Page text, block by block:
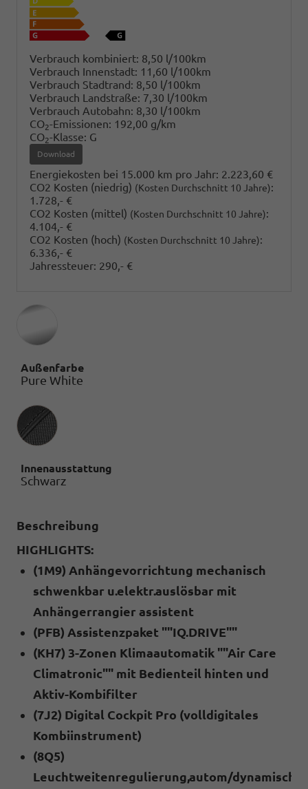
Verbrauch kombiniert: 8,50 l/100km
Verbrauch Innenstadt: 11,60 l/100km
Verbrauch Stadtrand: 8,50 l/100km
Verbrauch Landstraße: 7,30 l/100km
Verbrauch Autobahn: 8,30 l/100km
CO2-Emissionen: 192,00 g/km
CO2-Klasse: G
Download
Energiekosten bei 15.000 km pro Jahr: 2.223,60 €
CO2 Kosten (niedrig) (Kosten Durchschnitt 10 Jahre):
1.728,- €
CO2 Kosten (mittel) (Kosten Durchschnitt 10 Jahre):
4.104,- €
CO2 Kosten (hoch) (Kosten Durchschnitt 10 Jahre):
6.336,- €
Jahressteuer: 290,- €
Außenfarbe
Pure White
Innenausstattung
Innenausstattung
Schwarz
Beschreibung
HIGHLIGHTS:
(1M9) Anhängevorrichtung mechanisch
schwenkbar u.elektr.auslösbar mit
Anhängerrangier assistent
(PFB) Assistenzpaket ""IQ.DRIVE""
(KH7) 3-Zonen Klimaautomatik ""Air Care
Climatronic"" mit Bedienteil hinten und
Aktiv-Kombifilter
(7J2) Digital Cockpit Pro (volldigitales
Kombiinstrument)
(8Q5)
Leuchtweitenregulierung,autom/dynamisch